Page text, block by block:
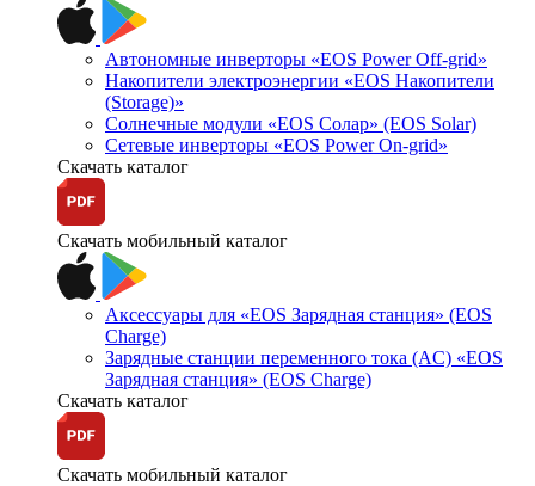
Автономные инверторы «EOS Power Off-grid»
Накопители электроэнергии «EOS Накопители
(Storage)»
Солнечные модули «EOS Солар» (EOS Solar)
Сетевые инверторы «EOS Power On-grid»
Скачать каталог
Скачать мобильный каталог
Аксессуары для «EOS Зарядная станция» (EOS
Charge)
Зарядные станции переменного тока (AC) «EOS
Зарядная станция» (EOS Charge)
Скачать каталог
Скачать мобильный каталог